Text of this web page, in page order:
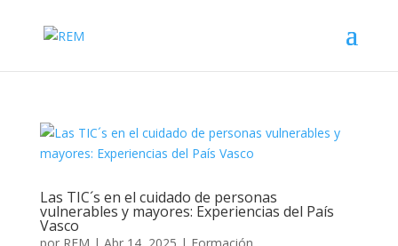
Las TIC´s en el cuidado de personas
vulnerables y mayores: Experiencias del País
Vasco